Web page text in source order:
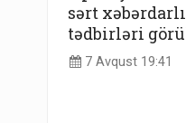
sərt
tədbirləri
7 Avqust 19:41